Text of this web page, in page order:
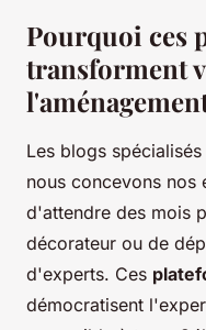
Pourquoi ces
transforment
Les blogs
nous concevons nos
d'attendre des mois
décorateur ou de
d'experts. Ces
démocratisent